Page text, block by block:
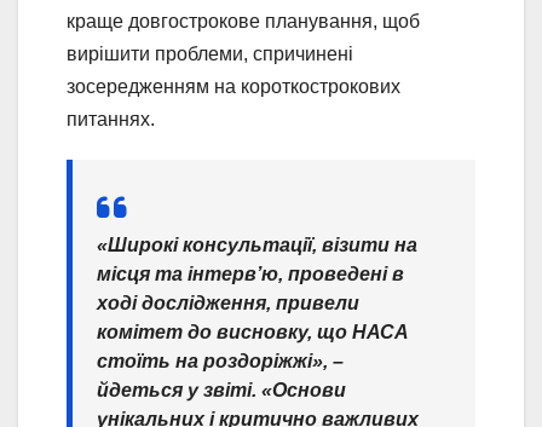
краще довгострокове планування, щоб
вирішити проблеми, спричинені
зосередженням на короткострокових
питаннях.
«Широкі консультації, візити на
місця та інтерв’ю, проведені в
ході дослідження, привели
комітет до висновку, що НАСА
стоїть на роздоріжжі», –
йдеться у звіті. «Основи
унікальних і критично важливих